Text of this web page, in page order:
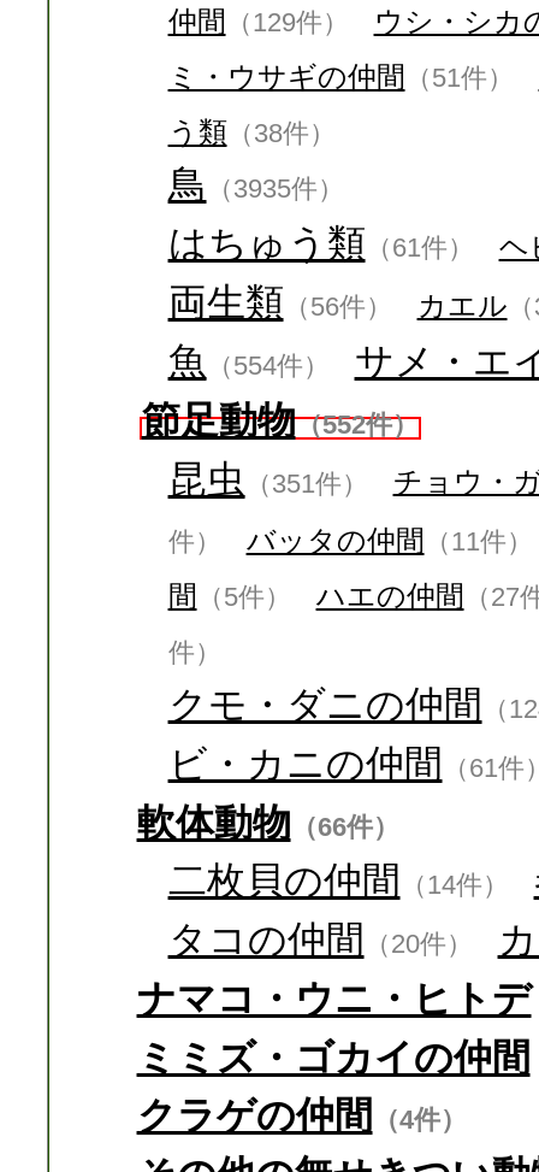
仲間 （129件）
ウシ・シカ
ミ・ウサギの仲間 （51件）
う類 （38件）
鳥 （3935件）
はちゅう類 （61件） ヘ
両生類 （56件） カエル
魚 （554件）
サメ・エ
節足動物（552件）
昆虫 （351件） チョウ・
件） バッタの仲間 （11件）
間 （5件） ハエの仲間
（27
件）
クモ・ダニの仲間 （
ビ・カニの仲間 （61件
軟体動物 （66件）
二枚貝の仲間 （14件）
タコの仲間
（20件）
ナマコ・ウニ・ヒトデ
ミミズ・ゴカイの仲間
クラゲの仲間 （4件）